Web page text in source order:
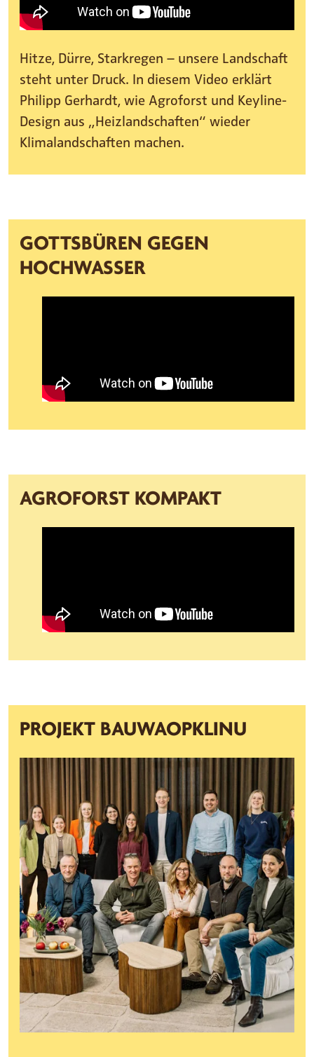
Hitze, Dürre, Starkregen – unsere Landschaft
steht unter Druck. In diesem Video erklärt
Philipp Gerhardt, wie Agroforst und Keyline-
Design aus „Heizlandschaften“ wieder
Klimalandschaften machen.
GOTTSBÜREN GEGEN
HOCHWASSER
AGROFORST KOMPAKT
PROJEKT BAUWAOPKLINU